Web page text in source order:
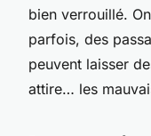
bien verrouillé.
parfois, des
peuvent laisser
attire… les